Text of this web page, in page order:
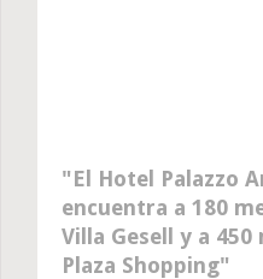
El Hotel Palazzo
encuentra a 180
Villa Gesell y a 450
Plaza Shopping